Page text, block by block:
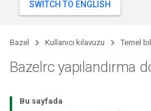
Bazel Kullanıcı kılavuzu Temel
Bazelrc yapılandırma
Bu sayfada